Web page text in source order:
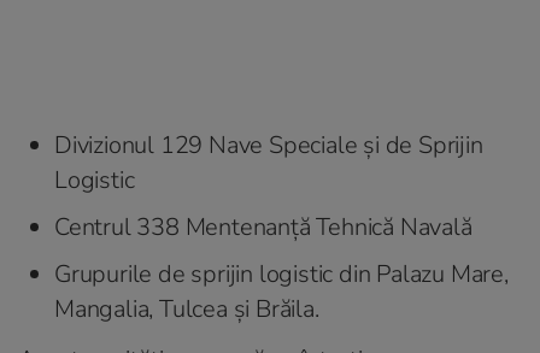
Divizionul 129 Nave Speciale și de Sprijin
Logistic
Centrul 338 Mentenanță Tehnică Navală
Grupurile de sprijin logistic din Palazu Mare,
Mangalia, Tulcea și Brăila.